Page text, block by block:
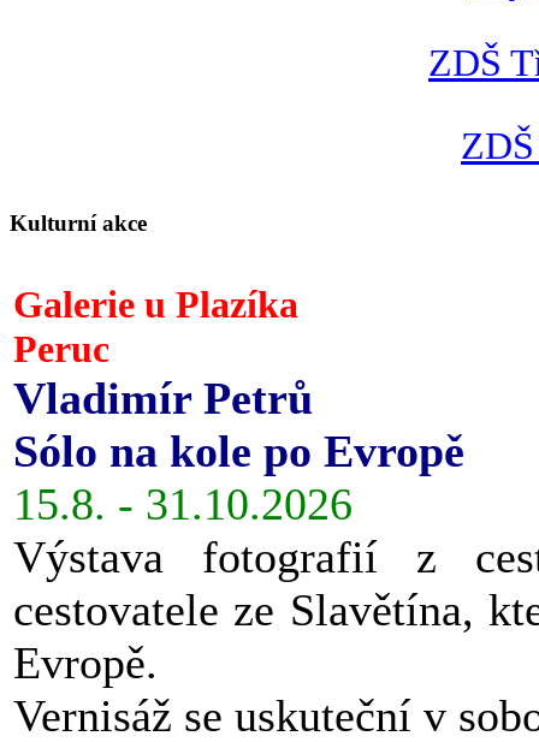
ZDŠ
Kulturní akce
Galerie u Plazíka
Peruc
Vladimír Petrů
Sólo na kole po Evropě
15.8. - 31.10.2026
Výstava fotografií z
cestovatele ze Slavětína,
Evropě.
Vernisáž se uskuteční v